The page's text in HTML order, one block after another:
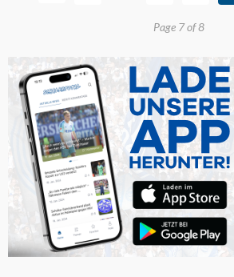
Page 7 of 8